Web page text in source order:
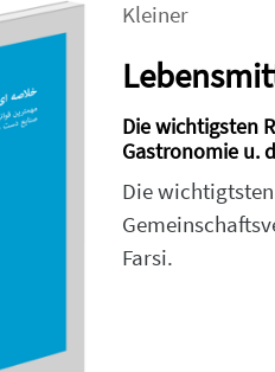
Kleiner
Die wichtigsten
Gastronomie u.
Die
Farsi.